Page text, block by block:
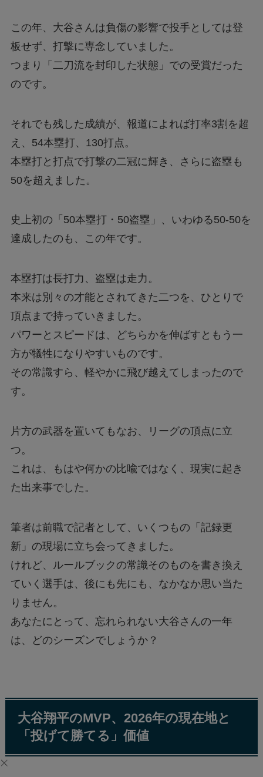
この年、大谷さんは負傷の影響で投手としては登
板せず、打撃に専念していました。
つまり「二刀流を封印した状態」での受賞だった
のです。
それでも残した成績が、報道によれば打率3割を超
え、54本塁打、130打点。
本塁打と打点で打撃の二冠に輝き、さらに盗塁も
50を超えました。
史上初の「50本塁打・50盗塁」、いわゆる50-50を
達成したのも、この年です。
本塁打は長打力、盗塁は走力。
本来は別々の才能とされてきた二つを、ひとりで
頂点まで持っていきました。
パワーとスピードは、どちらかを伸ばすともう一
方が犠牲になりやすいものです。
その常識すら、軽やかに飛び越えてしまったので
す。
片方の武器を置いてもなお、リーグの頂点に立
つ。
これは、もはや何かの比喩ではなく、現実に起き
た出来事でした。
筆者は前職で記者として、いくつもの「記録更
新」の現場に立ち会ってきました。
けれど、ルールブックの常識そのものを書き換え
ていく選手は、後にも先にも、なかなか思い当た
りません。
あなたにとって、忘れられない大谷さんの一年
は、どのシーズンでしょうか？
大谷翔平のMVP、2026年の現在地と
「投げて勝てる」価値